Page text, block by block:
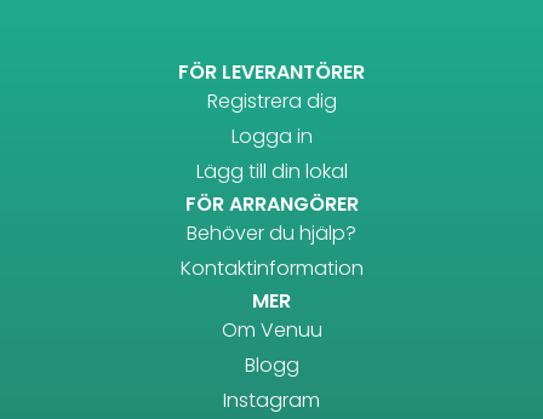
FÖR LEVERANTÖRER
Registrera dig
Logga in
Lägg till din lokal
FÖR ARRANGÖRER
Behöver du hjälp?
Kontaktinformation
MER
Om Venuu
Blogg
Instagram